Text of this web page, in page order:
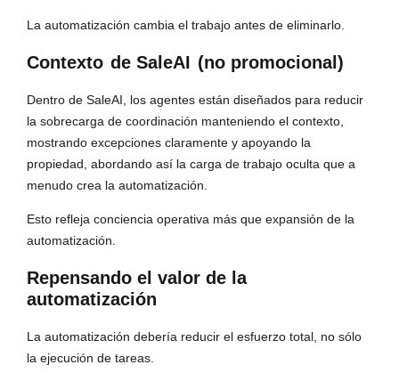
La automatización cambia el trabajo antes de eliminarlo.
Contexto de SaleAI (no promocional)
Dentro de SaleAI, los agentes están diseñados para reducir
la sobrecarga de coordinación manteniendo el contexto,
mostrando excepciones claramente y apoyando la
propiedad, abordando así la carga de trabajo oculta que a
menudo crea la automatización.
Esto refleja conciencia operativa más que expansión de la
automatización.
Repensando el valor de la
automatización
La automatización debería reducir el esfuerzo total, no sólo
la ejecución de tareas.